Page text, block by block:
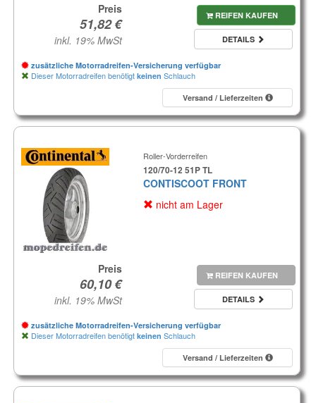
Preis
inkl. 19% MwSt
REIFEN KAUFEN
DETAILS
zusätzliche Motorradreifen-Versicherung verfügbar
Dieser Motorradreifen benötigt keinen Schlauch
Versand / Lieferzeiten
Roller-Vorderreifen
120/70-12 51P TL
CONTISCOOT FRONT
nicht am Lager
Preis
inkl. 19% MwSt
REIFEN KAUFEN
DETAILS
zusätzliche Motorradreifen-Versicherung verfügbar
Dieser Motorradreifen benötigt keinen Schlauch
Versand / Lieferzeiten